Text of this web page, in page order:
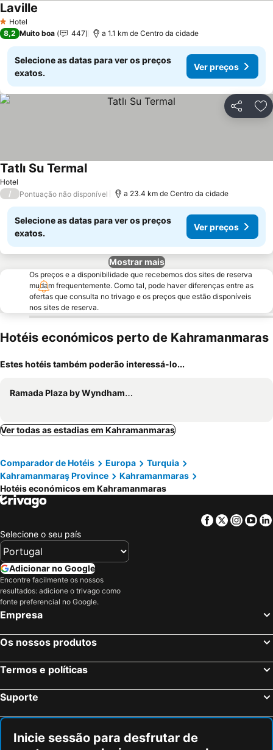
1 Estrelas
Hotel
Laville
8,2 Muito boa 447 a 1.1 km de Centro da cidade
Selecione as datas para ver os preços
exatos.
Ver preços
Partilhar
Hotel
Tatlı Su TermalVer preços
/ Pontuação não disponível a 23.4 km de Centro da cidade
Selecione as datas para ver os preços
exatos.
Ver preços
Mostrar mais
Os preços e a disponibilidade que recebemos dos sites de reserva
mudam frequentemente. Como tal, pode haver diferenças entre as
ofertas que consulta no trivago e os preços que estão disponíveis
nos sites de reserva.
Hotéis económicos perto de Kahramanmaras
Estes hotéis também poderão interessá-lo...
Ramada Plaza by Wyndham Kahramanmaras
Ver todas as estadias em Kahramanmaras
Comparador de Hotéis Europa
Turquia
Kahramanmaraş Province
Kahramanmaras
Hotéis económicos em Kahramanmaras
Facebook
Twitter
Selecione o seu país
Adicionar no Google
Encontre facilmente os nossos
resultados: adicione o trivago como
fonte preferencial no Google.
Empresa
Os nossos produtos
Termos e políticas
Suporte
Inicie sessão para desfrutar de